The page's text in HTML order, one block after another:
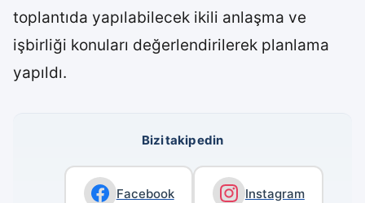
toplantıda yapılabilecek ikili anlaşma ve
işbirliği konuları değerlendirilerek planlama
yapıldı.
Bizi takip edin
Facebook Instagram